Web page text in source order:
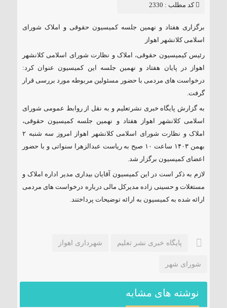
کد مطلب : 2330
برگزاری هفتاد و نهمین جلسه کمیسیون حقوقی و املاک شورای
اسلامی کلانشهر اهواز
رئیس کیمیسیون حقوقی، املاک و نظارت شورای اسلامی کلانشهر
اهواز در پایان هفتاد و نهمین جلسه این کمیسیون عنوان کرد:
درخواست های مردمی با حضور مسئولین مربوطه مورد بررسی قرار
گرفت.
به گزارش پایگاه خبری نشرتعلیم و به نقل از روابط عمومی شورای
اسلامی کلانشهر اهواز هفتاد و نهمین جلسه کمیسیون حقوقی،
املاک و نظارت شورای اسلامی کلانشهر اهواز امروز سه شنبه ۲
بهمن ۱۴۰۳ ساعت ۱۰ صبح به ریاست عبدالزهرا سنواتی و با حضور
اعضای کمیسیون برگزار شد.
لازم به ذکر است در این کمیسیون آقایان بیداری مدیر اداره املاک و
مستغلات و حسینی زاده مدیرکل مالی درباره درخواست های مردمی
ارائه شده به کمیسیون به ارائه توضیحات پرداختند.
پایگاه خبری نشر تعلیم شهرداری اهواز
شورای شهر
نوشته های مشابه